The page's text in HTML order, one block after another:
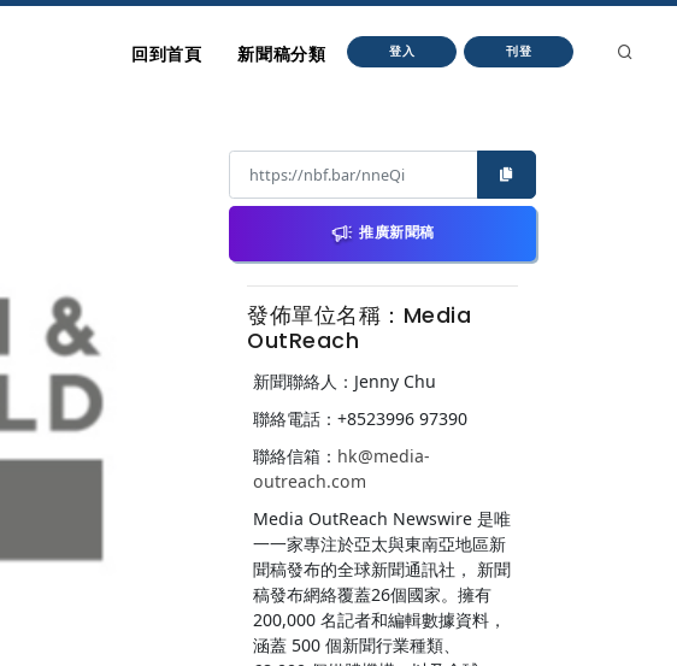
回到首頁 新聞稿分類 登入 刊登
推廣新聞稿
發佈單位名稱：Media
OutReach
新聞聯絡人：Jenny Chu
聯絡電話：+8523996 97390
聯絡信箱： hk@media-
outreach.com
Media OutReach Newswire 是唯
一一家專注於亞太與東南亞地區新
聞稿發布的全球新聞通訊社， 新聞
稿發布網絡覆蓋26個國家。擁有
200,000 名記者和編輯數據資料，
涵蓋 500 個新聞行業種類、